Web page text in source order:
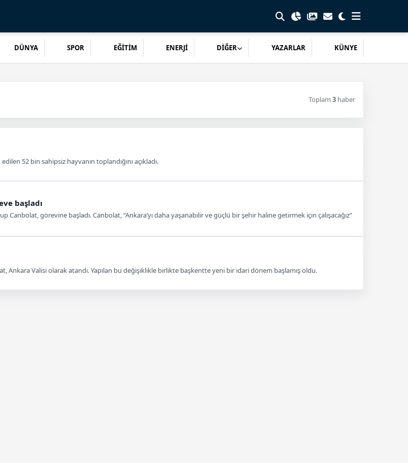
DÜNYA SPOR EĞİTİM ENERJİ DİĞER YAZARLAR KÜNYE
Toplam 3 haber
52 bin sahipsiz hayvanın toplandığını açıkladı.
başladı
Canbolat, görevine başladı. Canbolat, “Ankara’yı daha yaşanabilir ve güçlü bir şehir haline getirmek için çalışacağız”
Ankara Valisi olarak atandı. Yapılan bu değişiklikle birlikte başkentte yeni bir idari dönem başlamış oldu.